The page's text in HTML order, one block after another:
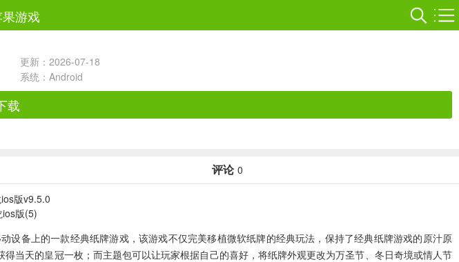
游戏
更新：2026-07-18
系统：Android
载
评论 0
设备上的一款经典纸牌游戏，该游戏不仅完美移植微软纸牌的经典玩法，保持了经典纸牌游戏的原汁原
当天的皇冠一枚；而主题包可以让玩家根据自己的喜好，将纸牌外观更改为万圣节、冬日奇境或情人节